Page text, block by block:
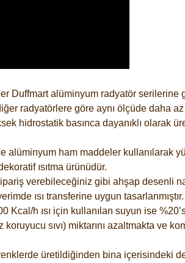
Duffmart alüminyum radyatör
radyatörlere göre aynı ölçüde daha az
hidrostatik basınca dayanıklı olarak
alüminyum ham maddeler kullanılarak
ısıtma ürünüdür.
verebileceğiniz gibi ahşap desenli
ısı transferine uygun
Kcal/h ısı için kullanılan suyun ise
koruyucu sıvı) miktarını azaltmakta
üretildiğinden bina içerisindeki